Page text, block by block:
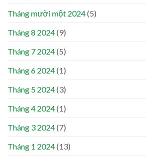
Tháng mười một 2024(5)
Tháng 8 2024(9)
Tháng 7 2024(5)
Tháng 6 2024(1)
Tháng 5 2024(3)
Tháng 4 2024(1)
Tháng 3 2024(7)
Tháng 1 2024(13)